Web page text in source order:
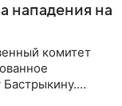
нападения на
комитет